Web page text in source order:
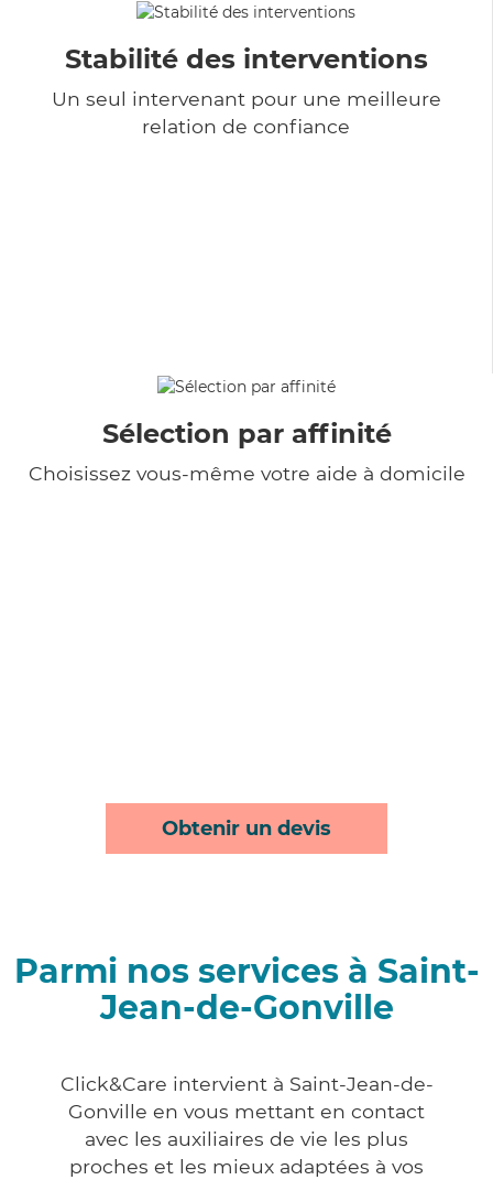
Stabilité des interventions
Un seul intervenant pour une meilleure
relation de confiance
Sélection par affinité
Choisissez vous-même votre aide à domicile
Obtenir un devis
Parmi nos services à Saint-
Jean-de-Gonville
Click&Care intervient à Saint-Jean-de-
Gonville en vous mettant en contact
avec les auxiliaires de vie les plus
proches et les mieux adaptées à vos